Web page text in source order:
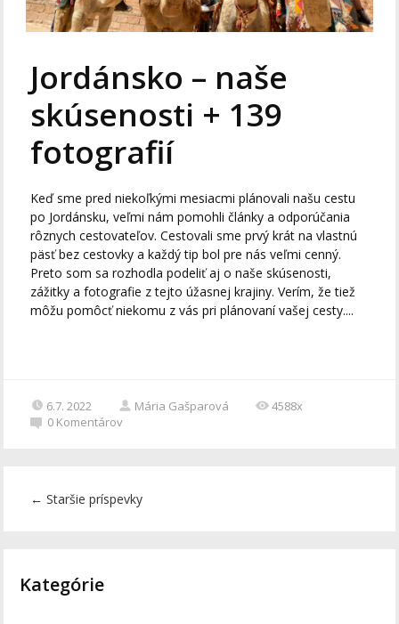
Jordánsko – naše
skúsenosti + 139
fotografií
Keď sme pred niekoľkými mesiacmi plánovali našu cestu
po Jordánsku, veľmi nám pomohli články a odporúčania
rôznych cestovateľov. Cestovali sme prvý krát na vlastnú
päsť bez cestovky a každý tip bol pre nás veľmi cenný.
Preto som sa rozhodla podeliť aj o naše skúsenosti,
zážitky a fotografie z tejto úžasnej krajiny. Verím, že tiež
môžu pomôcť niekomu z vás pri plánovaní vašej cesty....
6.7. 2022 Mária Gašparová
4588x
0 Komentárov
← Staršie príspevky
Kategórie